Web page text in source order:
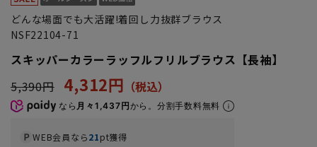
どんな場面でも大活躍!着回し力抜群ブラウス
NSF22104-71
スキッパーカラーラッフルフリルブラウス【長袖】
5,390円 4,312円
なら 月々1,437円から。分割手数料無料
WEB会員なら21pt獲得